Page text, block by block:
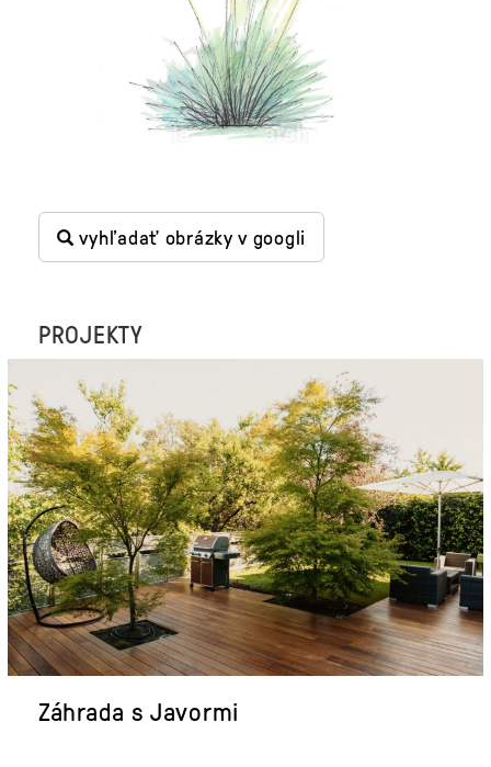
vyhľadať obrázky v googli
PROJEKTY
Záhrada s Javormi